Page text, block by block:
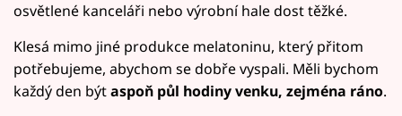
osvětlené kanceláři nebo výrobní hale dost těžké.
Klesá mimo jiné produkce melatoninu, který přitom
potřebujeme, abychom se dobře vyspali. Měli bychom
každý den býtaspoň půl hodiny venku, zejména ráno.